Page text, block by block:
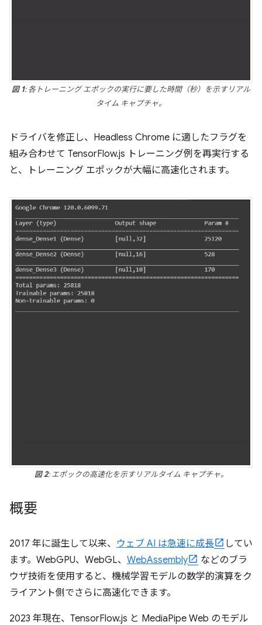
図 1: 各トレーニング エポックの実行に要した時間（秒）を示すリアル
タイム キャプチャ。
ドライバを修正し、Headless Chrome に適したフラグを
組み合わせて TensorFlow.js トレーニング例を再実行する
と、トレーニング エポックが大幅に高速化されます。
図 2: エポックの高速化を示すリアルタイム キャプチャ。
概要
2017 年に誕生して以来、 ウェブ AI は急速に成長
してい
ます。WebGPU、WebGL、 WebAssembly
などのブラ
ウザ技術を使用すると、機械学習モデルの数学的演算をク
ライアント側でさらに高速化できます。
2023 年現在、TensorFlow.js と MediaPipe Web のモデル